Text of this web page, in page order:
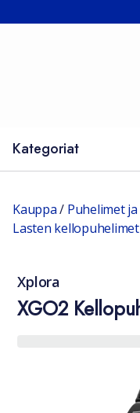
Kategoriat
Kauppa/ Puhelimet
Lasten kellopuhelimet
Xplora
XGO2